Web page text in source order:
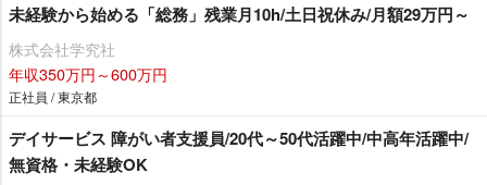
未経験から始める「総務」残業月10h/土日祝休み/月額29万円～
株式会社学究社
年収350万円～600万円
正社員 / 東京都
デイサービス 障がい者支援員/20代～50代活躍中/中高年活躍中/
無資格・未経験OK